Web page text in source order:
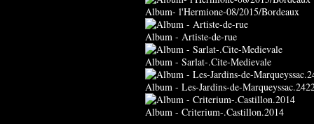
Album- l'Hermione-08/2015/Bordeaux
Album - Artiste-de-rue
Album - Sarlat-.Cite-Medievale
Album - Les-Jardins-de-
Album - Criterium-.Castillon.2014